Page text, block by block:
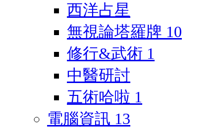
西洋占星
無視論塔羅牌 10
修行&武術 1
中醫研討
五術哈啦 1
電腦資訊 13